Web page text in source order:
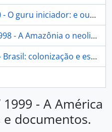
e outras variações antropológicas.
da conquista e posse ao monopólio do capital financeiro.
colonização e escravidão.
- A América
e documentos.